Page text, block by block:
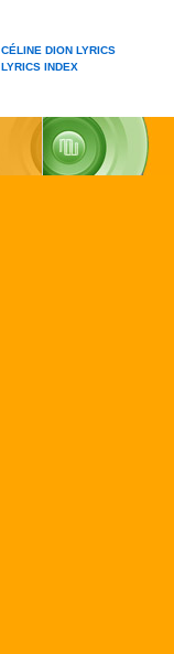
CÉLINE DION LYRICS
LYRICS INDEX